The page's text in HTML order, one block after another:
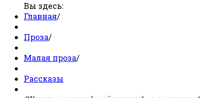
Вы здесь:
Главная/
Проза/
Малая проза/
Рассказы